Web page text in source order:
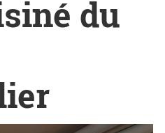
du